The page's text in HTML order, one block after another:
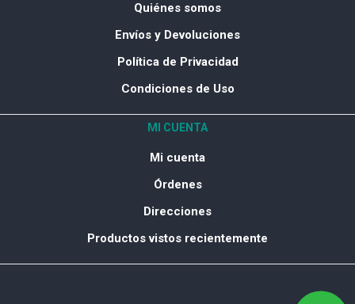
Quiénes somos
Envíos y Devoluciones
Política de Privacidad
Condiciones de Uso
MI CUENTA
Mi cuenta
Órdenes
Direcciones
Productos vistos recientemente